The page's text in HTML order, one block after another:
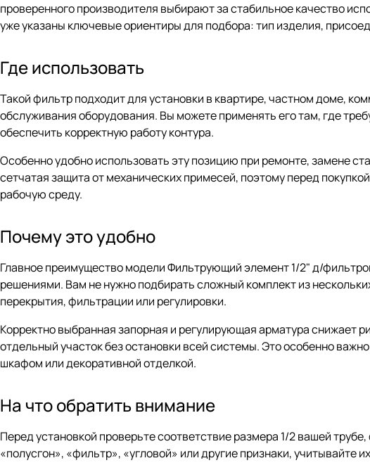
проверенного производителя выбирают за стабильное качество
уже указаны ключевые ориентиры для подбора: тип изделия,
Где использовать
Такой фильтр подходит для установки в квартире, частном доме,
обслуживания оборудования. Вы можете применять его там, где
обеспечить корректную работу контура.
Особенно удобно использовать эту позицию при ремонте, замене
сетчатая защита от механических примесей, поэтому перед
рабочую среду.
Почему это удобно
Главное преимущество модели Фильтрующий элемент 1/2" д/
решениями. Вам не нужно подбирать сложный комплект из
перекрытия, фильтрации или регулировки.
Корректно выбранная запорная и регулирующая арматура снижает
отдельный участок без остановки всей системы. Это особенно
шкафом или декоративной отделкой.
На что обратить внимание
Перед установкой проверьте соответствие размера 1/2 вашей
«полусгон», «фильтр», «угловой» или другие признаки,